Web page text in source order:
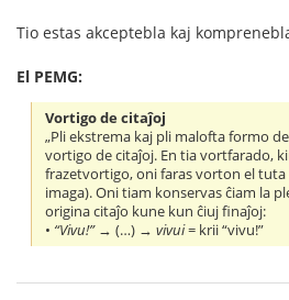
Tio estas akceptebla kaj
El PEMG:
Vortigo de citaĵoj
„Pli ekstrema kaj pli malofta formo
vortigo de citaĵoj. En tia vortfarado,
frazetvortigo, oni faras vorton el tuta
imaga). Oni tiam konservas ĉiam la
origina citaĵo kune kun ĉiuj finaĵoj:
• “Vivu!”→ (…) →vivui= krii “vivu!”